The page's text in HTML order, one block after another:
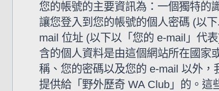
您的帳號的主要資訊為：一個獨特的
讓您登入到您的帳號的個人密碼 (以
mail 位址 (以下以「您的 e-mail」代
含的個人資料是由這個網站所在國家
稱、您的密碼以及您的 e-mail 以外
提供給「野外歷奇 WA Club」的。